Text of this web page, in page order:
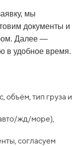
мы
документы и
Далее —
в удобное время.
объём, тип груза и
жд/море),
согласуем